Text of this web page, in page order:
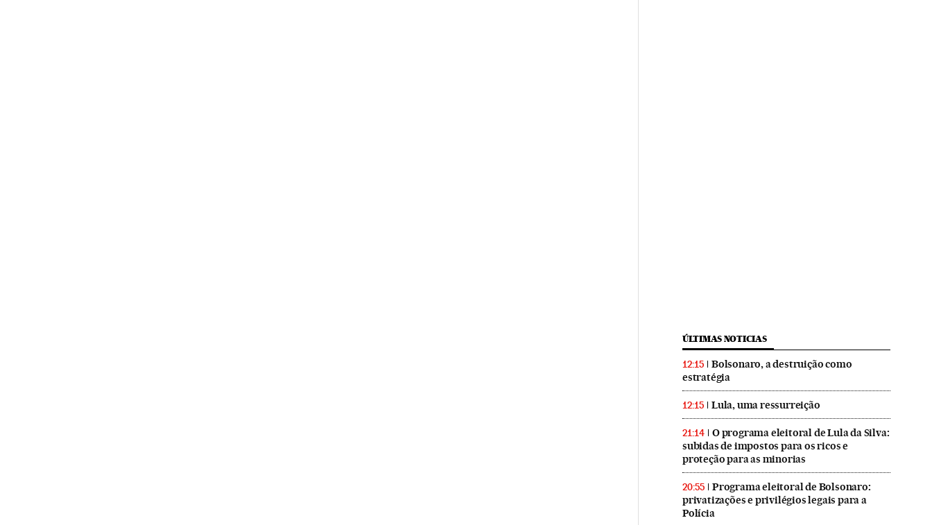
ÚLTIMAS NOTICIAS
12:15
Bolsonaro, a destruição como
estratégia
12:15 Lula, uma ressurreição
21:14
O programa eleitoral de Lula da Silva:
subidas de impostos para os ricos e
proteção para as minorias
20:55
Programa eleitoral de Bolsonaro:
privatizações e privilégios legais para a
Polícia